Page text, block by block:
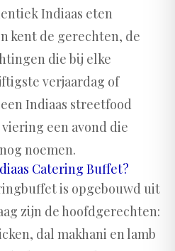
Indiaas eten
kent de gerechten, de
die bij elke
verjaardag of
Indiaas streetfood
een avond die
noemen.
Catering Buffet?
is opgebouwd uit
zijn de hoofdgerechten:
dal makhani en lamb